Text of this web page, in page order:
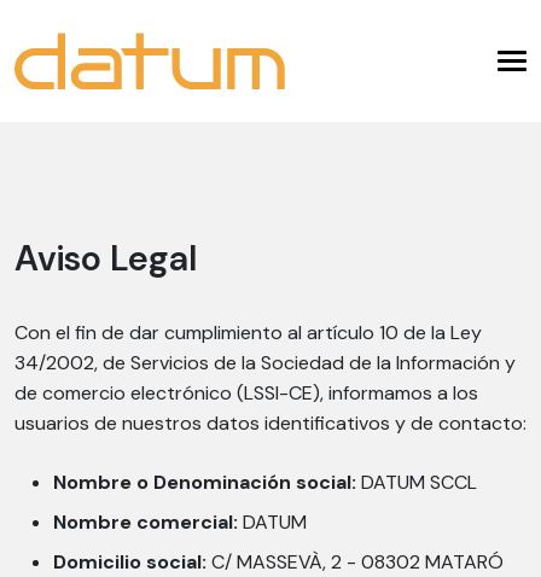
Aviso Legal
Con el fin de dar cumplimiento al artículo 10 de la Ley
34/2002, de Servicios de la Sociedad de la Información y
de comercio electrónico (LSSI-CE), informamos a los
usuarios de nuestros datos identificativos y de contacto:
Nombre o Denominación social: DATUM SCCL
Nombre comercial: DATUM
Domicilio social: C/ MASSEVÀ, 2 - 08302 MATARÓ